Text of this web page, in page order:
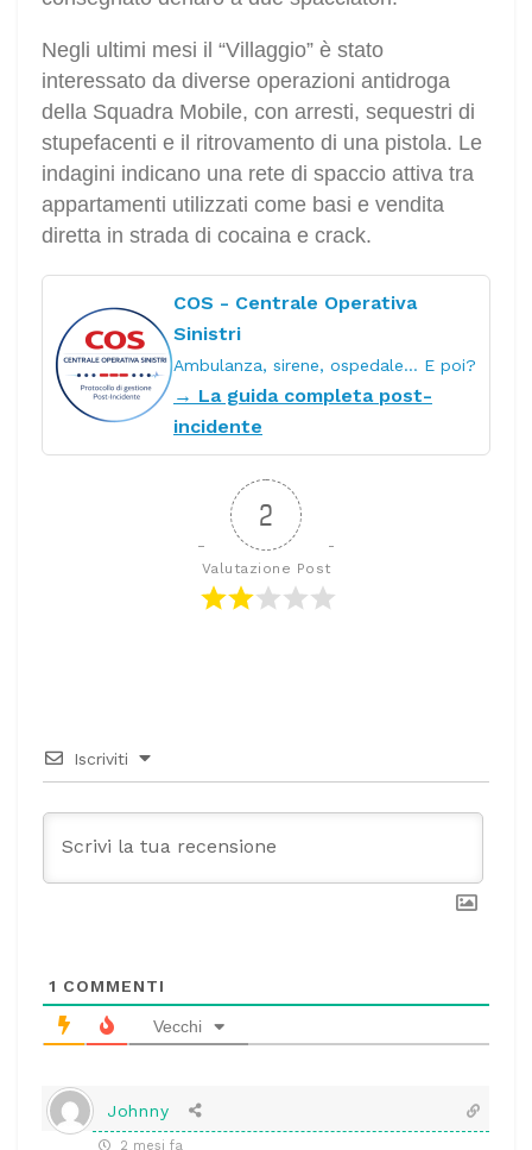
Negli ultimi mesi il “Villaggio” è stato
interessato da diverse operazioni antidroga
della Squadra Mobile, con arresti, sequestri di
stupefacenti e il ritrovamento di una pistola. Le
indagini indicano una rete di spaccio attiva tra
appartamenti utilizzati come basi e vendita
diretta in strada di cocaina e crack.
COS - Centrale Operativa
Sinistri
Ambulanza, sirene, ospedale… E poi?
→ La guida completa post-
incidente
2
Valutazione Post
Iscriviti
1 COMMENTI
Vecchi
Johnny
2 mesi fa